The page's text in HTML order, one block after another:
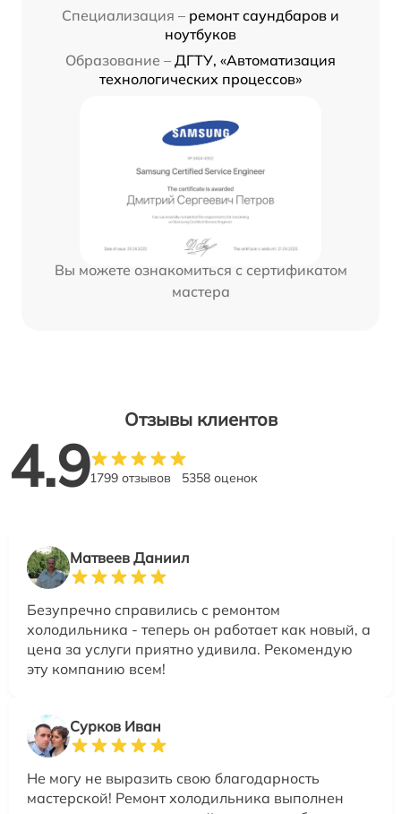
Специализация – ремонт саундбаров и
ноутбуков
Образование – ДГТУ, «Автоматизация
технологических процессов»
Вы можете ознакомиться с сертификатом
мастера
Отзывы клиентов
4.91799 отзывов 5358 оценок
Матвеев Даниил
Безупречно справились с ремонтом
холодильника - теперь он работает как новый, а
цена за услуги приятно удивила. Рекомендую
эту компанию всем!
Сурков Иван
Не могу не выразить свою благодарность
мастерской! Ремонт холодильника выполнен